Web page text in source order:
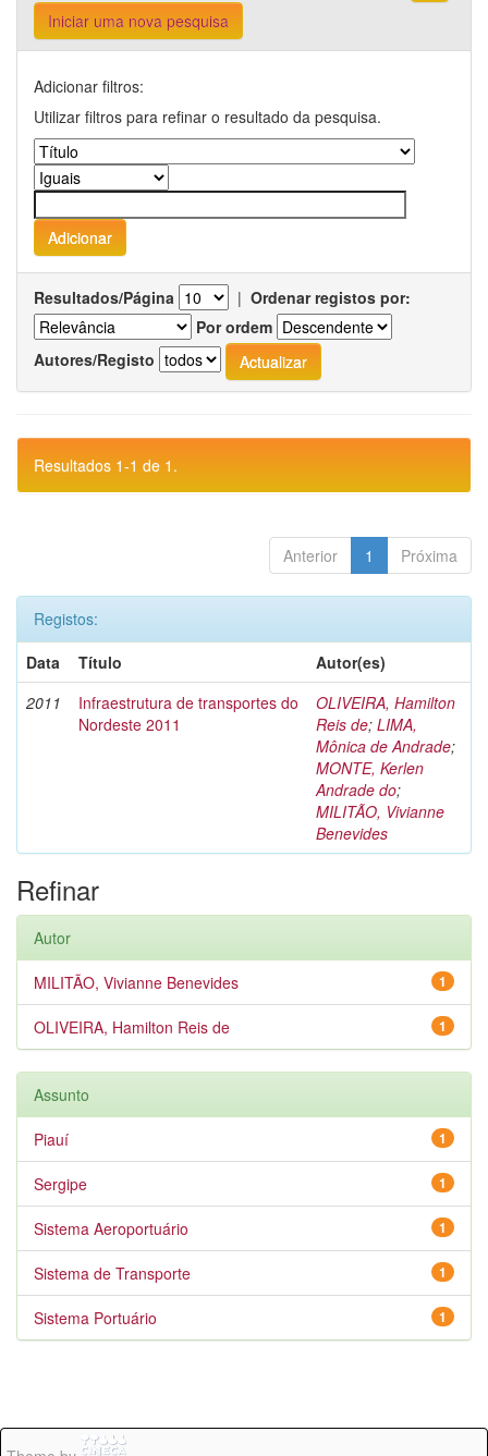
Iniciar uma nova pesquisa
Adicionar filtros:
Utilizar filtros para refinar o resultado da pesquisa.
Resultados/Página | Ordenar registos por:
Por ordem
Autores/Registo
Resultados 1-1 de 1.
Anterior 1 Próxima
Registos:
Data
Título
Autor(es)
2011
Infraestrutura de transportes do
Nordeste 2011
OLIVEIRA, Hamilton
Reis de; LIMA,
Mônica de Andrade;
MONTE, Kerlen
Andrade do;
MILITÃO, Vivianne
Benevides
Refinar
Autor
1
MILITÃO, Vivianne Benevides
1
OLIVEIRA, Hamilton Reis de
Assunto
1
Piauí
1
Sergipe
1
Sistema Aeroportuário
1
Sistema de Transporte
1
Sistema Portuário